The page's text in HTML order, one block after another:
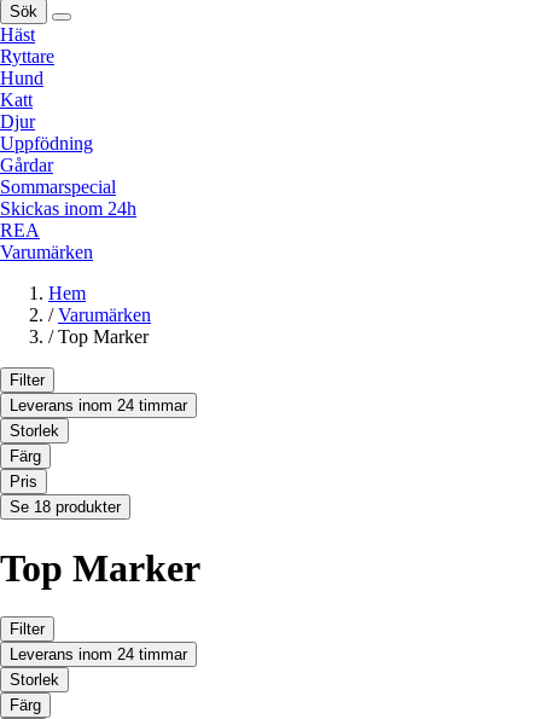
Sök
Häst
Ryttare
Hund
Katt
Djur
Uppfödning
Gårdar
Sommarspecial
Skickas inom 24h
REA
Varumärken
Hem
/ Varumärken
/ Top Marker
Filter
Leverans inom 24 timmar
Storlek
Färg
Pris
Se 18 produkter
Top Marker
Filter
Leverans inom 24 timmar
Storlek
Färg